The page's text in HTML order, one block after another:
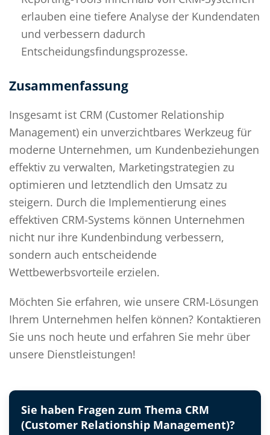
erlauben eine tiefere Analyse der Kundendaten
und verbessern dadurch
Entscheidungsfindungsprozesse.
Zusammenfassung
Insgesamt ist CRM (Customer Relationship
Management) ein unverzichtbares Werkzeug für
moderne Unternehmen, um Kundenbeziehungen
effektiv zu verwalten, Marketingstrategien zu
optimieren und letztendlich den Umsatz zu
steigern. Durch die Implementierung eines
effektiven CRM-Systems können Unternehmen
nicht nur ihre Kundenbindung verbessern,
sondern auch entscheidende
Wettbewerbsvorteile erzielen.
Möchten Sie erfahren, wie unsere CRM-Lösungen
Ihrem Unternehmen helfen können? Kontaktieren
Sie uns noch heute und erfahren Sie mehr über
unsere Dienstleistungen!
Sie haben Fragen zum Thema CRM
(Customer Relationship Management)?